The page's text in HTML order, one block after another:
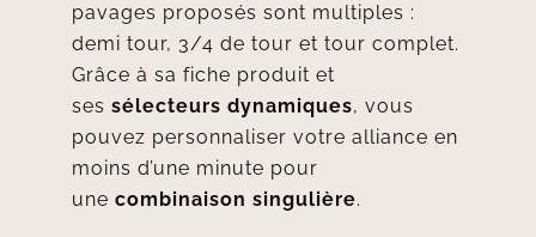
pavages proposés sont multiples :
demi tour, 3/4 de tour et tour complet.
Grâce à sa fiche produit et
ses sélecteurs dynamiques, vous
pouvez personnaliser votre alliance en
moins d’une minute pour
une combinaison singulière.